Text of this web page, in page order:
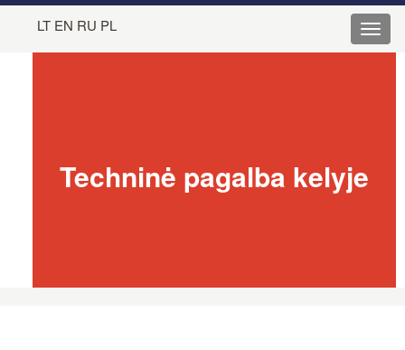
LT EN RU PL
Techninė pagalba kelyje